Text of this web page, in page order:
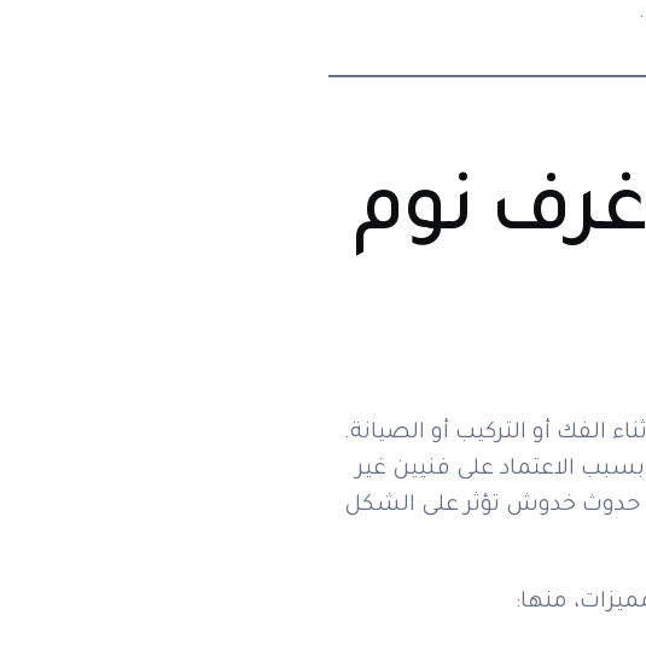
غرف نوم
الفك أو التركيب أو الصيانة.
الاعتماد على فنيين غير
حدوث خدوش تؤثر على الشكل
منها: